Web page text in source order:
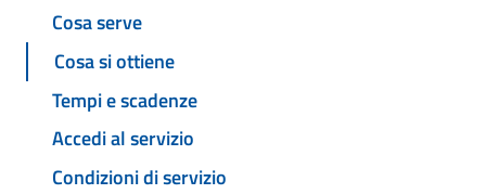
Cosa serve
Cosa si ottiene
Tempi e scadenze
Accedi al servizio
Condizioni di servizio